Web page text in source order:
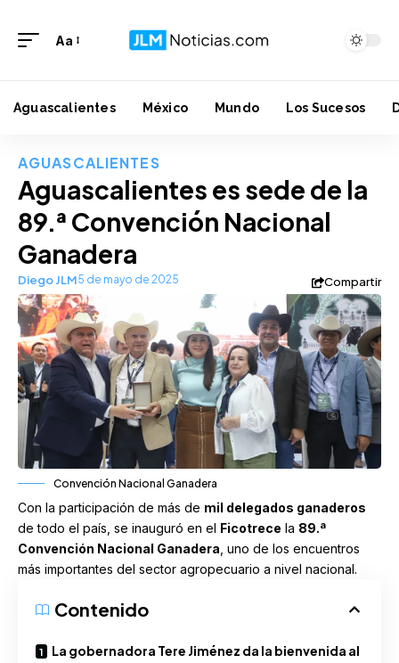
Aa
Aguascalientes México Mundo Los Sucesos
AGUASCALIENTES
Aguascalientes es sede de la
89.ª Convención Nacional
Ganadera
Diego JLM5 de mayo de 2025 Compartir
Convención Nacional Ganadera
Con la participación de más de mil delegados ganaderos
de todo el país, se inauguró en el Ficotrece la 89.ª
Convención Nacional Ganadera , uno de los encuentros
más importantes del sector agropecuario a nivel nacional.
Contenido
La gobernadora Tere Jiménez da la bienvenida al